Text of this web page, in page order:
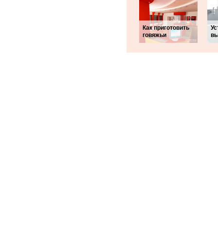
Как приготовить
говяжьи